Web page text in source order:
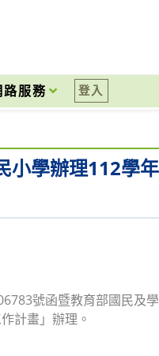
路服務 登入
小學辦理112學
號函暨教育部國民及
計畫」辦理。